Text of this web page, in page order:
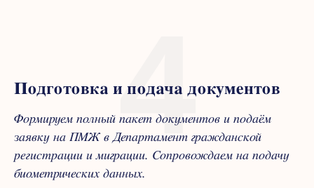
Подготовка и подача документов
Формируем полный пакет документов и подаём
заявку на ПМЖ в Департамент гражданской
регистрации и миграции. Сопровождаем на подачу
биометрических данных.
4